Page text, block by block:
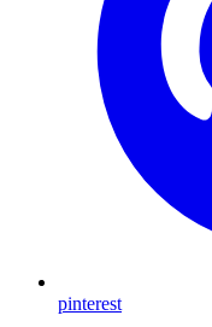
pinterest